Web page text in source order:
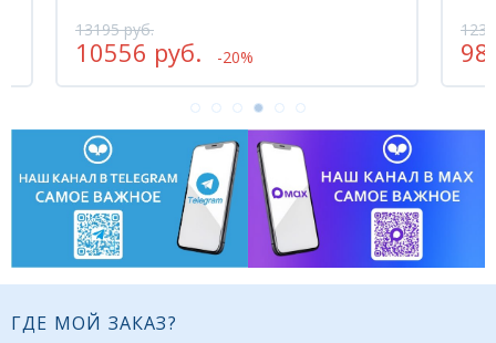
-20%
ГДЕ МОЙ ЗАКАЗ?